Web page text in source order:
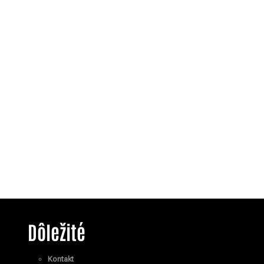
Dôležité
Kontakt